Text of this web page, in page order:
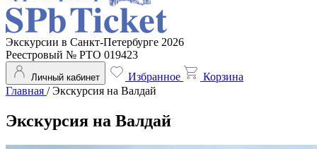
Экскурсии в Санкт-Петербурге 2026
Реестровый № РТО 019423
Личный кабинет Избранное
Корзина
Главная /Экскурсия на Валдай
Экскурсия на Валдай